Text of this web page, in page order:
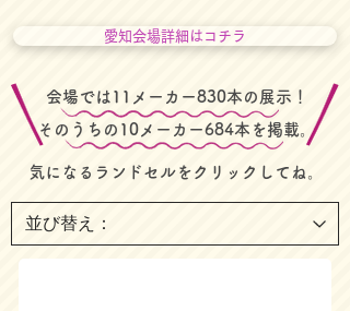
愛知会場詳細はコチラ
​会場では11メーカー830本の展示！
そのうちの10メーカー684本を掲載。
​気になるランドセルをクリックしてね。